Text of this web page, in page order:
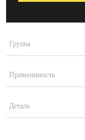
Группа
Применимость
Деталь